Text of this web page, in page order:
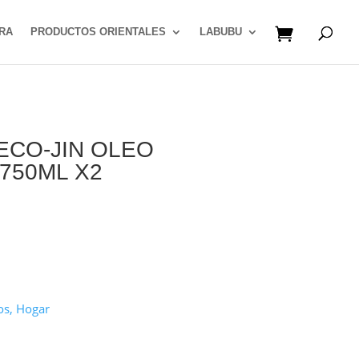
PRODUCTOS ORIENTALES LABUBU
JIN OLEO
X2
Hogar